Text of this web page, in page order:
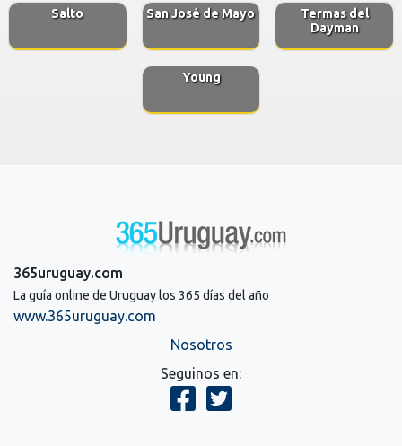
Salto San José de Mayo
Termas del
Dayman
Young
365uruguay.com
La guía online de Uruguay los 365 días del año
www.365uruguay.com
Nosotros
Seguinos en: